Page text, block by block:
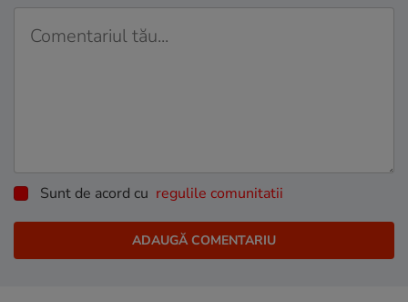
Sunt de acord cu regulile comunitatii